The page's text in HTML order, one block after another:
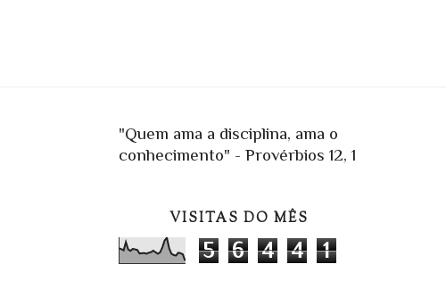
"Quem ama a disciplina, ama o
conhecimento" - Provérbios 12, 1
VISITAS DO MÊS
5 6 4 4 1